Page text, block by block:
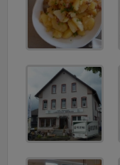
o
n